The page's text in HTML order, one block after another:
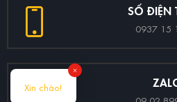
SỐ ĐIỆN
0937 15
09 02